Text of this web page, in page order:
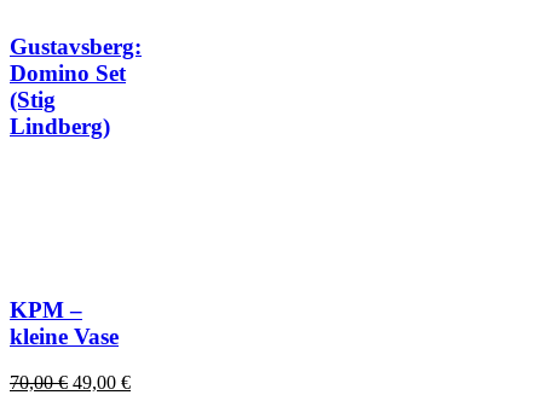
Gustavsberg:
Domino Set
(Stig
Lindberg)
KPM –
kleine Vase
70,00€ Ursprünglicher
49,00 €Aktueller